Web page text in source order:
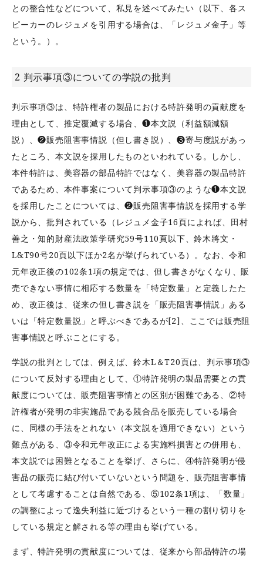
との整合性などについて、私見を述べてみたい（以下、各ス
ピーカーのレジュメを引用する場合は、「レジュメ金子」等
という。）。
2 判示事項③についての学説の批判
判示事項③は、特許権者の製品における特許発明の貢献度を
理由として、推定覆滅する場合、❶本文説（利益額減額
説）、❷販売阻害事情説（但し書き説）、❸寄与度説があっ
たところ、本文説を採用したものといわれている。しかし、
本件特許は、美容器の部品特許ではなく、美容器の製品特許
であるため、本件事案について判示事項③のような❶本文説
を採用したことについては、❷販売阻害事情説を採用する学
説から、批判されている（レジュメ金子16頁によれば、田村
善之・知的財産法政策学研究59号110頁以下、鈴木將文・
L&T90号20頁以下ほか2名が挙げられている）。なお、令和
元年改正後の102条1項の規定では、但し書きがなくなり、販
売できない事情に相応する数量を「特定数量」と定義したた
め、改正後は、従来の但し書き説を「販売阻害事情説」ある
いは「特定数量説」と呼ぶべきであるが[2]、ここでは販売阻
害事情説と呼ぶことにする。
学説の批判としては、例えば、鈴木L＆T20頁は、判示事項③
について反対する理由として、①特許発明の製品需要との貢
献度については、販売阻害事情との区別が困難である、②特
許権者が発明の非実施品である競合品を販売している場合
に、同様の手法をとれない（本文説を適用できない）という
難点がある、③令和元年改正による実施料損害との併用も、
本文説では困難となることを挙げ、さらに、④特許発明が侵
害品の販売に結び付いていないという問題を、販売阻害事情
として考慮することは自然である、⑤102条1項は、「数量」
の調整によって逸失利益に近づけるという一種の割り切りを
している規定と解される等の理由も挙げている。
まず、特許発明の貢献度については、従来から部品特許の場